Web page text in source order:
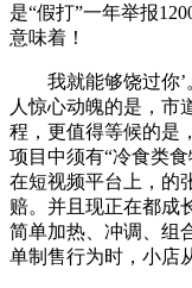
是“假打”一年举报
意味着！
我就能够饶过你’。
人惊心动魄的是，市
程，更值得等候的是
项目中须有“冷食类
在短视频平台上，的
赔。并且现正在都成
简单加热、冲调、组
单制售行为时，小店